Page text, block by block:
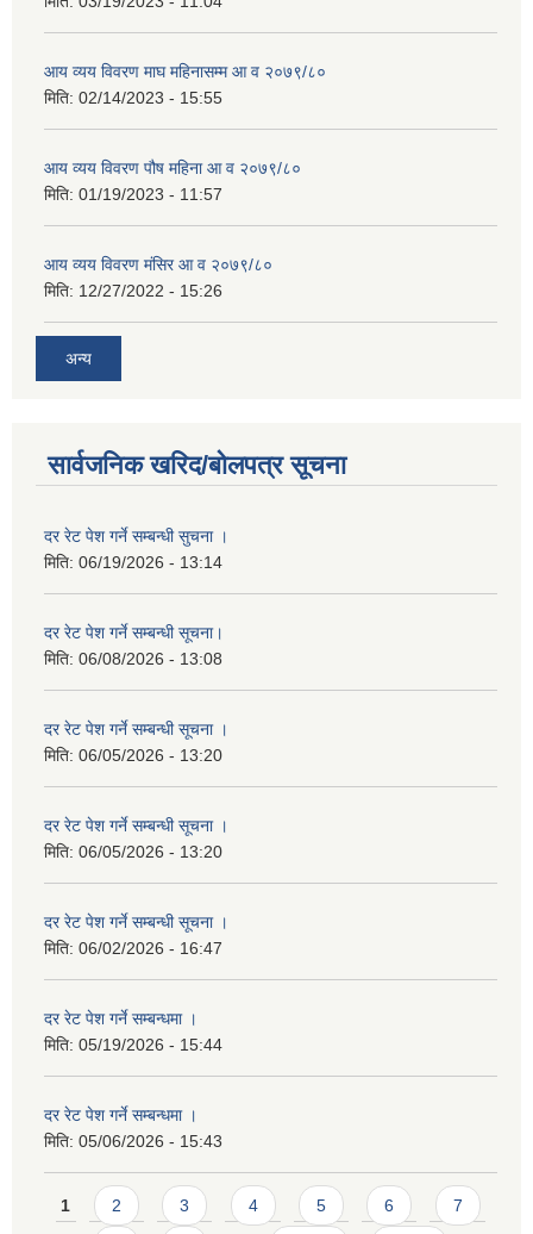
आय व्यय विवरण माघ महिनासम्म आ व २०७९/८०
मिति: 02/14/2023 - 15:55
आय व्यय विवरण पौष महिना आ व २०७९/८०
मिति: 01/19/2023 - 11:57
आय व्यय विवरण मंसिर आ व २०७९/८०
मिति: 12/27/2022 - 15:26
अन्य
सार्वजनिक खरिद/बोलपत्र सूचना
दर रेट पेश गर्ने सम्बन्धी सुचना ।
मिति: 06/19/2026 - 13:14
दर रेट पेश गर्ने सम्बन्धी सूचना।
मिति: 06/08/2026 - 13:08
दर रेट पेश गर्ने सम्बन्धी सूचना ।
मिति: 06/05/2026 - 13:20
दर रेट पेश गर्ने सम्बन्धी सूचना ।
मिति: 06/05/2026 - 13:20
दर रेट पेश गर्ने सम्बन्धी सूचना ।
मिति: 06/02/2026 - 16:47
दर रेट पेश गर्ने सम्बन्धमा ।
मिति: 05/19/2026 - 15:44
दर रेट पेश गर्ने सम्बन्धमा ।
मिति: 05/06/2026 - 15:43
Pages
1 2 3 4 5 6 7